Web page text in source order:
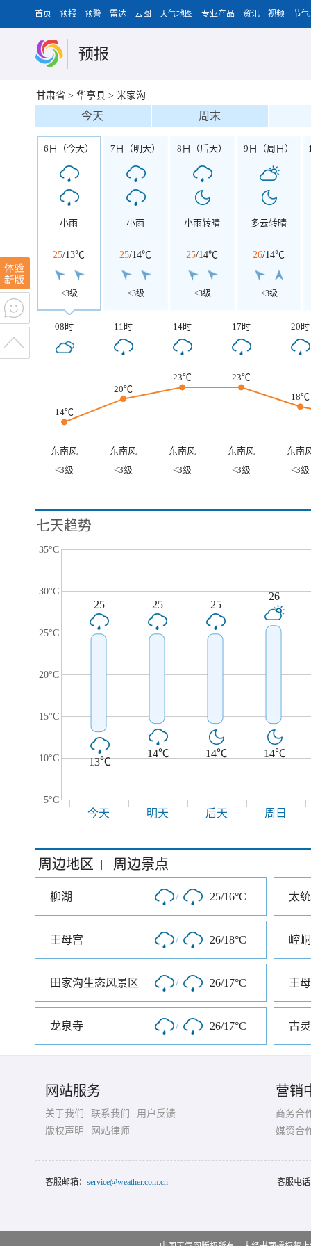
首页 预报 预警 雷达 云图 天气地图 专业产品 资讯 视频 节气
预报
甘肃省 > 华亭县 > 米家沟
今天 周末
6日（今天）
小雨
25/13℃
<3级
7日（明天）
小雨
25/14℃
<3级
8日（后天）
小雨转晴
25/14℃
<3级
9日（周日）
多云转晴
26/14℃
<3级
08时 11时 14时 17时 20时
14℃
20℃
23℃
23℃
18℃
东南风 东南风 东南风 东南风
东南
<3级
<3级 <3级 <3级 <3级
七天趋势
35°C
30°C
25°C
20°C
15°C
10°C
5°C
25
13℃
25
14℃
25
14℃
26
14℃
今天 明天 后天 周日
周边地区 | 周边景点
柳湖 / 25/16°C 太
王母宫 / 26/18°C 崆
田家沟生态风景区 / 26/17°C 王
龙泉寺 / 26/17°C 古
网站服务
关于我们 联系我们
用户反馈
版权声明
网站律师
营销
商务合
媒资合
客服邮箱： service@weather.com.cn 客服电